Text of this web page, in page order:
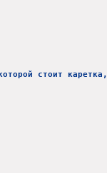
стоит